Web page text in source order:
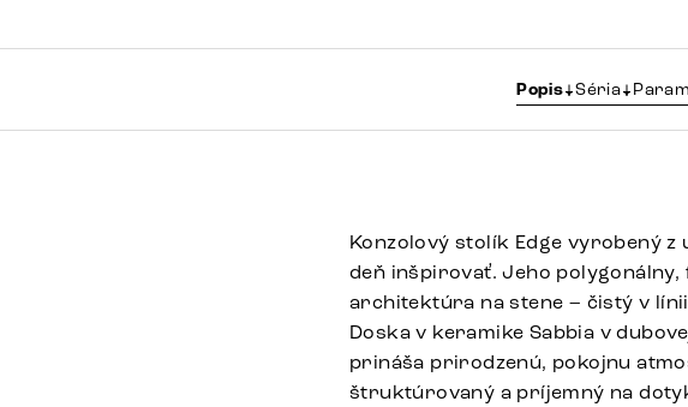
Popis Séria
Konzolový stolík Edge vyrobený
deň inšpirovať. Jeho
architektúra na stene – čistý v
Doska v keramike Sabbia v
prináša prirodzenú, pokojnu
štruktúrovaný a príjemný na